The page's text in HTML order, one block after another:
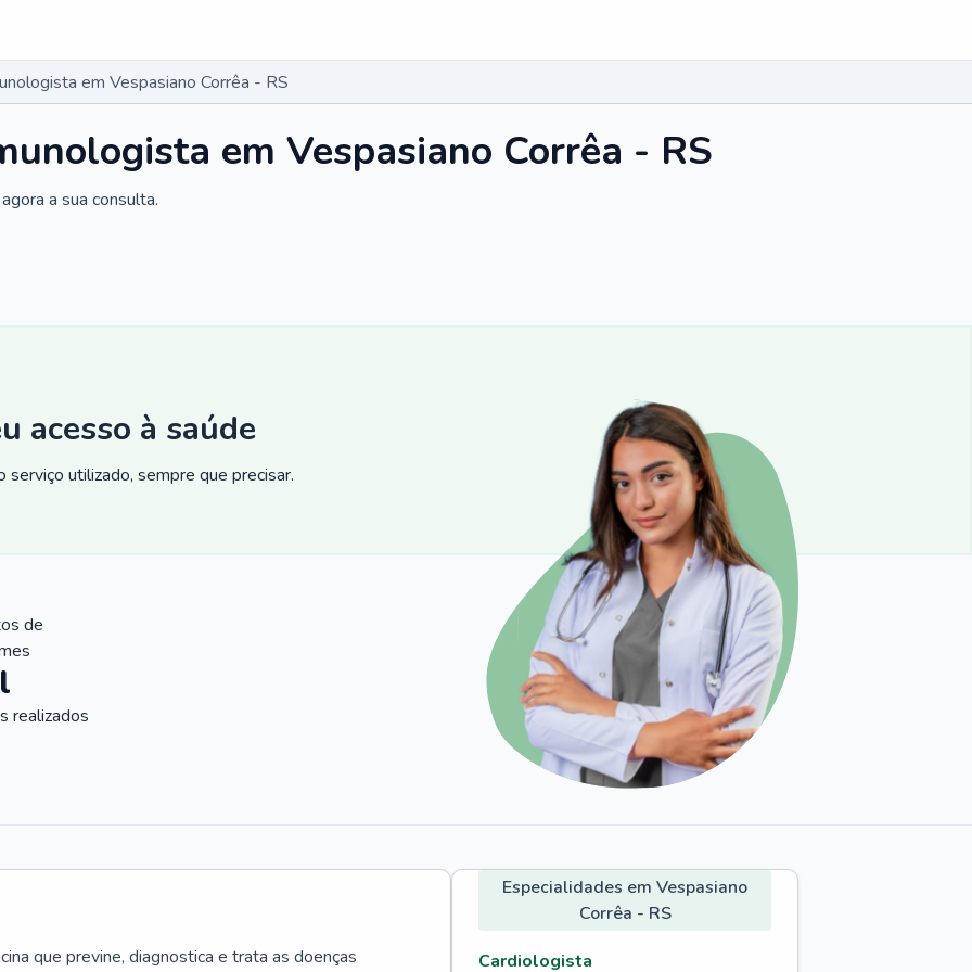
em Vespasiano Corrêa - RS
em Vespasiano Corrêa - RS
a sua consulta.
acesso à saúde
utilizado, sempre que precisar.
de
realizados
que previne, diagnostica e trata as doenças
Especialidades em Vespasiano
Corrêa - RS
Cardiologista